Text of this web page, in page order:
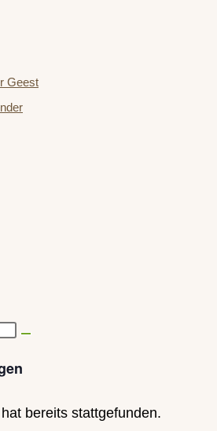
search
panel.
Geest
bereits stattgefunden.